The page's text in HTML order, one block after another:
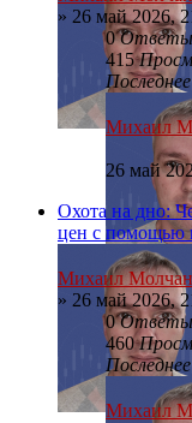
» 26 май 2026,
0Ответы
415
Михаил
26 май
Охота на дно:
цен с помощью
Михаил
» 26 май 2026,
0Ответы
460
Михаил